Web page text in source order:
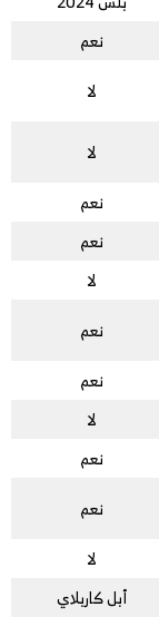
نعم
لا
لا
نعم
نعم
لا
نعم
نعم
لا
نعم
نعم
لا
أبل كاربلاي